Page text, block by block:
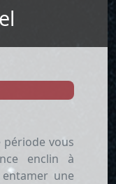
période vous
enclin à
une